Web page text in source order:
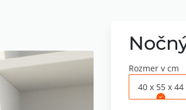
Rozmer v cm
40 x 55 x 44